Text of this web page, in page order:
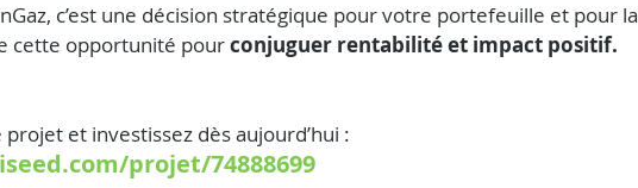
c’est une décision stratégique pour votre portefeuille et pour la
cette opportunité pour conjuguer rentabilité et impact positif.
et investissez dès aujourd’hui :
projet/74888699